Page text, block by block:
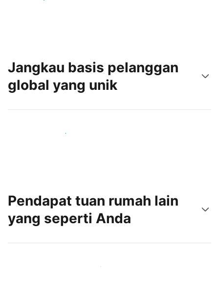
Jangkau basis pelanggan
global yang unik
Jangkau tamu baru hari ini
Pendapat tuan rumah lain
yang seperti Anda
Gabung dengan tuan rumah lain seperti Anda